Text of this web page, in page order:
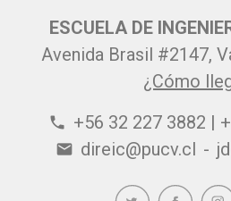
ESCUELA DE
Avenida Brasil #2147,
¿Cómo
phone +56 32 227 3882 |
email direic@pucv.cl -